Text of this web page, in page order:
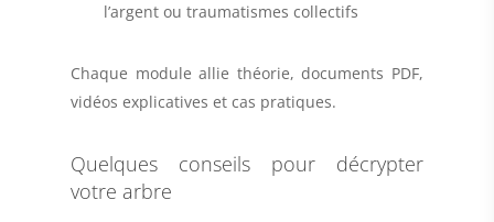
l’argent ou traumatismes collectifs
Chaque module allie théorie, documents PDF,
vidéos explicatives et cas pratiques.
Quelques conseils pour décrypter
votre arbre